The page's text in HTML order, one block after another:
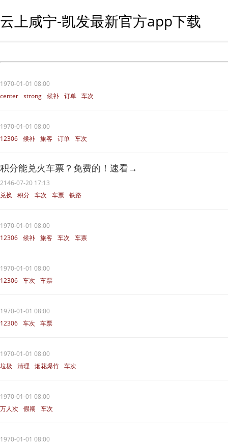
云上咸宁-凯发最新官方app下载
1970-01-01 08:00
center strong 候补 订单 车次
1970-01-01 08:00
12306 候补 旅客 订单 车次
积分能兑火车票？免费的！速看→
2146-07-20 17:13
兑换
积分 车次 车票 铁路
1970-01-01 08:00
12306 候补 旅客 车次 车票
1970-01-01 08:00
12306 车次 车票
1970-01-01 08:00
12306 车次 车票
1970-01-01 08:00
垃圾
清理 烟花爆竹 车次
1970-01-01 08:00
万人次
假期 车次
1970-01-01 08:00